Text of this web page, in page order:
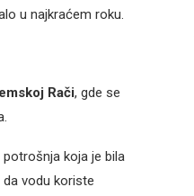
u najkraćem roku.
Rači, gde se
koja je bila
vodu koriste